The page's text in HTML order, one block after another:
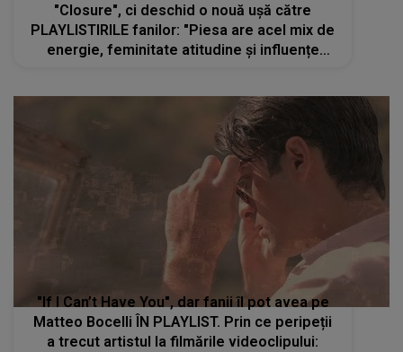
"Closure", ci deschid o nouă ușă către
PLAYLISTIRILE fanilor: "Piesa are acel mix de
energie, feminitate atitudine și influențe
"If I Can’t Have You", dar fanii îl pot avea pe
Matteo Bocelli ÎN PLAYLIST. Prin ce peripeții
a trecut artistul la filmările videoclipului: